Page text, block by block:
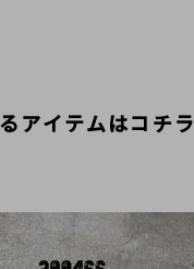
アイテムはコチ